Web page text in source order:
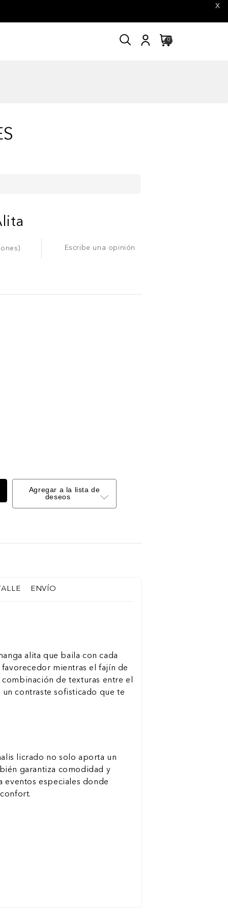
X
0
Escribe una opinión
Agregar a la lista de
deseos
ENVÍO
alita que baila con cada
mientras el fajín de
de texturas entre el
contraste sofisticado que te
licrado no solo aporta un
garantiza comodidad y
especiales donde